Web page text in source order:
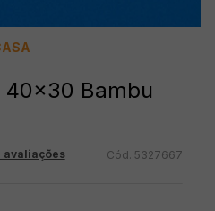
40x30 Bambu
avaliações 5327667